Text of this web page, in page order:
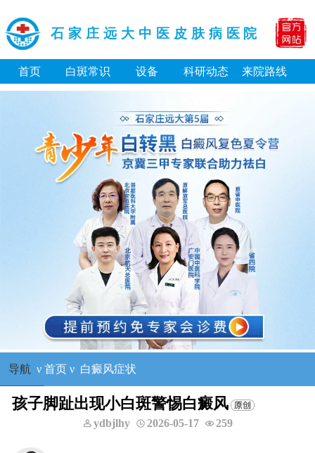
石家庄远大中医皮肤病医院
首页 白斑常识 设备 科研动态 来院路线
导航 ν 首页ν 白癜风症状
孩子脚趾出现小白斑警惕白癜风
ydbjlhy 2026-05-17 259